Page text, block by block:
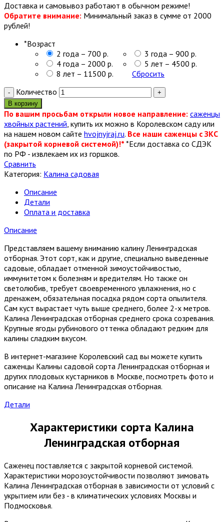
Доставка и самовывоз работают в обычном режиме!
Обратите внимание: Минимальный заказ в сумме от 2000
рублей!
*Возраст
2 года – 700 р.
3 года – 900 р.
4 года – 2000 р.
5 лет – 4500 р.
8 лет – 11500 р.
Сбросить
Количество
В корзину
По вашим просьбам открыли новое направление: саженцы
хвойных растений, купить их можно в Королевском саду или
на нашем новом сайте hvojnyjraj.ru. Все наши саженцы с ЗКС
(закрытой корневой системой)!* *Если доставка со СДЭК
по РФ - извлекаем их из горшков.
Сравнить
Категория: Калина садовая
Описание
Детали
Оплата и доставка
Описание
Представляем вашему вниманию калину Ленинградская
отборная. Этот сорт, как и другие, специально выведенные
садовые, обладает отменной зимоустойчивостью,
иммунитетом к болезням и вредителям. Но также он
светолюбив, требует своевременного увлажнения, но с
дренажем, обязательная посадка рядом сорта опылителя.
Сам куст вырастает чуть выше среднего, более 2-х метров.
Калина Ленинградская отборная среднего срока созревания.
Крупные ягоды рубинового оттенка обладают редким для
калины сладким вкусом.
В интернет-магазине Королевский сад вы можете купить
саженцы Калины садовой сорта Ленинградская отборная и
других плодовых кустарников в Москве, посмотреть фото и
описание на Калина Ленинградская отборная.
Детали
Характеристики сорта Калина
Ленинградская отборная
Саженец поставляется с закрытой корневой системой.
Характеристики морозоустойчивости позволяют зимовать
Калина Ленинградская отборная в зависимости от условий с
укрытием или без - в климатических условиях Москвы и
Подмосковья.